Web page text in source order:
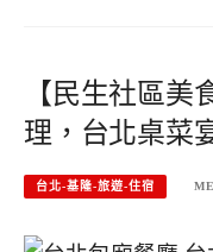
【民生社區美
理，台北桌菜
台北-基隆-旅遊-住宿